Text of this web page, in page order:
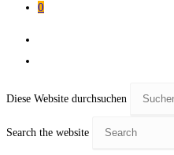
0
Diese Website durchsuchen
Search the website